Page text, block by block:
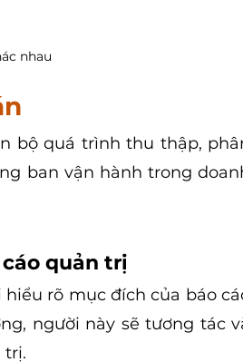
nhau
bộ quá trình thu thập,
ban vận hành trong
quản trị
rõ mục đích của báo
người này sẽ tương tác
trị.